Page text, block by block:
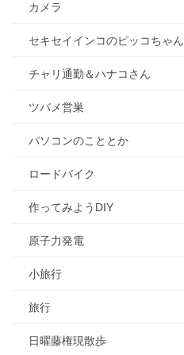
カメラ
セキセイインコのピッコちゃん
チャリ通勤＆ハナコさん
ツバメ営巣
パソコンのこととか
ロードバイク
作ってみようDIY
原子力発電
小旅行
旅行
日曜藤権現散歩